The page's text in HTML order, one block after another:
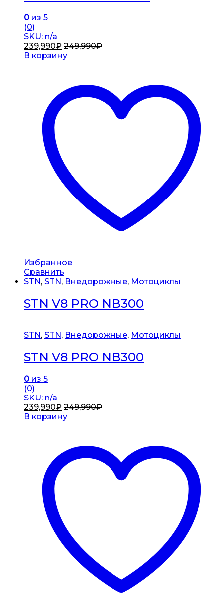
0 из 5
(0)
SKU: n/a
239,990₽ 249,990₽
В корзину
Избранное
Сравнить
STN, STN, Внедорожные, Мотоциклы
STN V8 PRO NB300
STN, STN, Внедорожные, Мотоциклы
STN V8 PRO NB300
0 из 5
(0)
SKU: n/a
239,990₽ 249,990₽
В корзину